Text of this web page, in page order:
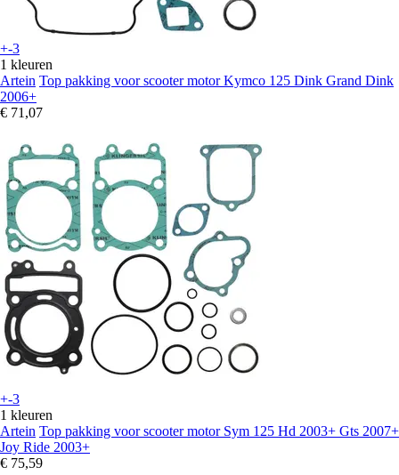
+-3
1 kleuren
Artein Top pakking voor scooter motor Kymco 125 Dink Grand Dink
2006+
€ 71,07
+-3
1 kleuren
Artein Top pakking voor scooter motor Sym 125 Hd 2003+ Gts 2007+
Joy Ride 2003+
€ 75,59